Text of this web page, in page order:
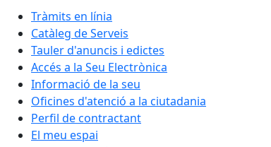
Tràmits en línia
Catàleg de Serveis
Tauler d'anuncis i edictes
Accés a la Seu Electrònica
Informació de la seu
Oficines d'atenció a la ciutadania
Perfil de contractant
El meu espai